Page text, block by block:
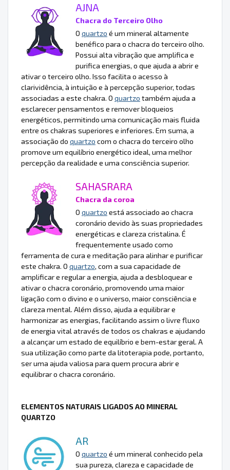
AJNA
Chacra do Terceiro Olho
O quartzo é um mineral altamente
benéfico para o chacra do terceiro olho.
Possui alta vibração que amplifica e
purifica energias, o que ajuda a abrir e
ativar o terceiro olho. Isso facilita o acesso à
clarividência, à intuição e à percepção superior, todas
associadas a este chakra. O quartzo também ajuda a
esclarecer pensamentos e remover bloqueios
energéticos, permitindo uma comunicação mais fluida
entre os chakras superiores e inferiores. Em suma, a
associação do quartzo com o chacra do terceiro olho
promove um equilíbrio energético ideal, uma melhor
percepção da realidade e uma consciência superior.
SAHASRARA
Chacra da coroa
O quartzo está associado ao chacra
coronário devido às suas propriedades
energéticas e clareza cristalina. É
frequentemente usado como
ferramenta de cura e meditação para alinhar e purificar
este chakra. O quartzo, com a sua capacidade de
amplificar e regular a energia, ajuda a desbloquear e
ativar o chacra coronário, promovendo uma maior
ligação com o divino e o universo, maior consciência e
clareza mental. Além disso, ajuda a equilibrar e
harmonizar as energias, facilitando assim o livre fluxo
de energia vital através de todos os chakras e ajudando
a alcançar um estado de equilíbrio e bem-estar geral. A
sua utilização como parte da litoterapia pode, portanto,
ser uma ajuda valiosa para quem procura abrir e
equilibrar o chacra coronário.
ELEMENTOS NATURAIS LIGADOS AO MINERAL
QUARTZO
AR
O quartzo é um mineral conhecido pela
sua pureza, clareza e capacidade de